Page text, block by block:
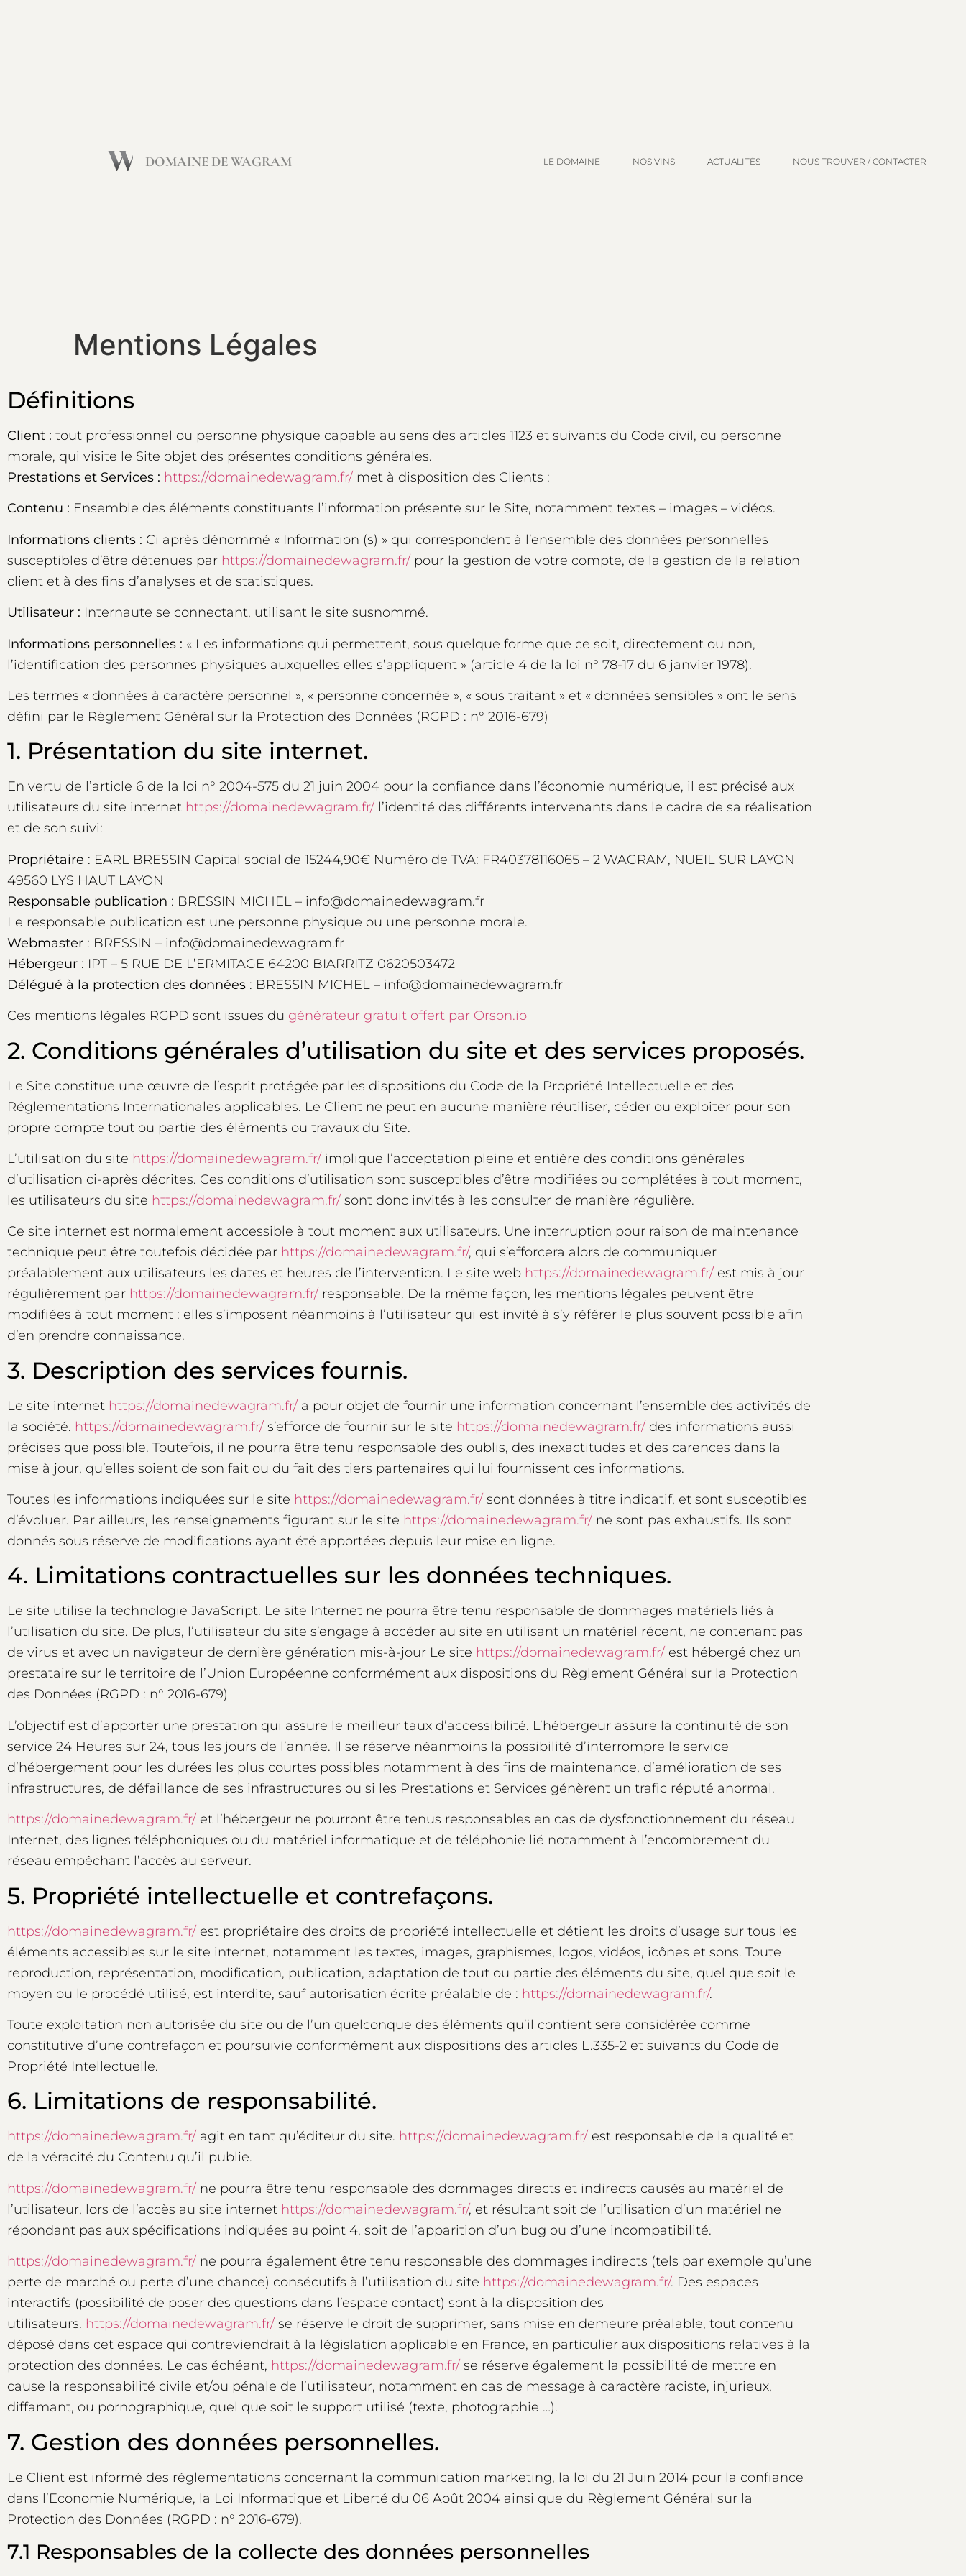
DOMAINE DE WAGRAM LE DOMAINE NOS VINS ACTUALITÉS NOUS TROUVER / CONTACTER
Mentions Légales
Définitions
Client : tout professionnel ou personne physique capable au sens des articles 1123 et suivants du Code civil, ou personne
morale, qui visite le Site objet des présentes conditions générales.
Prestations et Services : https://domainedewagram.fr/ met à disposition des Clients :
Contenu : Ensemble des éléments constituants l’information présente sur le Site, notamment textes – images – vidéos.
Informations clients : Ci après dénommé « Information (s) » qui correspondent à l’ensemble des données personnelles
susceptibles d’être détenues par https://domainedewagram.fr/ pour la gestion de votre compte, de la gestion de la relation
client et à des fins d’analyses et de statistiques.
Utilisateur : Internaute se connectant, utilisant le site susnommé.
Informations personnelles : « Les informations qui permettent, sous quelque forme que ce soit, directement ou non,
l’identification des personnes physiques auxquelles elles s’appliquent » (article 4 de la loi n° 78-17 du 6 janvier 1978).
Les termes « données à caractère personnel », « personne concernée », « sous traitant » et « données sensibles » ont le sens
défini par le Règlement Général sur la Protection des Données (RGPD : n° 2016-679)
1. Présentation du site internet.
En vertu de l’article 6 de la loi n° 2004-575 du 21 juin 2004 pour la confiance dans l’économie numérique, il est précisé aux
utilisateurs du site internet https://domainedewagram.fr/ l’identité des différents intervenants dans le cadre de sa réalisation
et de son suivi:
Propriétaire : EARL BRESSIN Capital social de 15244,90€ Numéro de TVA: FR40378116065 – 2 WAGRAM, NUEIL SUR LAYON
49560 LYS HAUT LAYON
Responsable publication : BRESSIN MICHEL – info@domainedewagram.fr
Le responsable publication est une personne physique ou une personne morale.
Webmaster : BRESSIN – info@domainedewagram.fr
Hébergeur : IPT – 5 RUE DE L’ERMITAGE 64200 BIARRITZ 0620503472
Délégué à la protection des données : BRESSIN MICHEL – info@domainedewagram.fr
Ces mentions légales RGPD sont issues du générateur gratuit offert par Orson.io
2. Conditions générales d’utilisation du site et des services proposés.
Le Site constitue une œuvre de l’esprit protégée par les dispositions du Code de la Propriété Intellectuelle et des
Réglementations Internationales applicables. Le Client ne peut en aucune manière réutiliser, céder ou exploiter pour son
propre compte tout ou partie des éléments ou travaux du Site.
L’utilisation du site https://domainedewagram.fr/ implique l’acceptation pleine et entière des conditions générales
d’utilisation ci-après décrites. Ces conditions d’utilisation sont susceptibles d’être modifiées ou complétées à tout moment,
les utilisateurs du site https://domainedewagram.fr/ sont donc invités à les consulter de manière régulière.
Ce site internet est normalement accessible à tout moment aux utilisateurs. Une interruption pour raison de maintenance
technique peut être toutefois décidée par https://domainedewagram.fr/, qui s’efforcera alors de communiquer
préalablement aux utilisateurs les dates et heures de l’intervention. Le site web https://domainedewagram.fr/ est mis à jour
régulièrement par https://domainedewagram.fr/ responsable. De la même façon, les mentions légales peuvent être
modifiées à tout moment : elles s’imposent néanmoins à l’utilisateur qui est invité à s’y référer le plus souvent possible afin
d’en prendre connaissance.
3. Description des services fournis.
Le site internet https://domainedewagram.fr/a pour objet de fournir une information concernant l’ensemble des activités de
la société. https://domainedewagram.fr/s’efforce de fournir sur le site https://domainedewagram.fr/des informations aussi
précises que possible. Toutefois, il ne pourra être tenu responsable des oublis, des inexactitudes et des carences dans la
mise à jour, qu’elles soient de son fait ou du fait des tiers partenaires qui lui fournissent ces informations.
Toutes les informations indiquées sur le site https://domainedewagram.fr/ sont données à titre indicatif, et sont susceptibles
d’évoluer. Par ailleurs, les renseignements figurant sur le site https://domainedewagram.fr/ ne sont pas exhaustifs. Ils sont
donnés sous réserve de modifications ayant été apportées depuis leur mise en ligne.
4. Limitations contractuelles sur les données techniques.
Le site utilise la technologie JavaScript. Le site Internet ne pourra être tenu responsable de dommages matériels liés à
l’utilisation du site. De plus, l’utilisateur du site s’engage à accéder au site en utilisant un matériel récent, ne contenant pas
de virus et avec un navigateur de dernière génération mis-à-jour Le site https://domainedewagram.fr/ est hébergé chez un
prestataire sur le territoire de l’Union Européenne conformément aux dispositions du Règlement Général sur la Protection
des Données (RGPD : n° 2016-679)
L’objectif est d’apporter une prestation qui assure le meilleur taux d’accessibilité. L’hébergeur assure la continuité de son
service 24 Heures sur 24, tous les jours de l’année. Il se réserve néanmoins la possibilité d’interrompre le service
d’hébergement pour les durées les plus courtes possibles notamment à des fins de maintenance, d’amélioration de ses
infrastructures, de défaillance de ses infrastructures ou si les Prestations et Services génèrent un trafic réputé anormal.
https://domainedewagram.fr/ et l’hébergeur ne pourront être tenus responsables en cas de dysfonctionnement du réseau
Internet, des lignes téléphoniques ou du matériel informatique et de téléphonie lié notamment à l’encombrement du
réseau empêchant l’accès au serveur.
5. Propriété intellectuelle et contrefaçons.
https://domainedewagram.fr/est propriétaire des droits de propriété intellectuelle et détient les droits d’usage sur tous les
éléments accessibles sur le site internet, notamment les textes, images, graphismes, logos, vidéos, icônes et sons. Toute
reproduction, représentation, modification, publication, adaptation de tout ou partie des éléments du site, quel que soit le
moyen ou le procédé utilisé, est interdite, sauf autorisation écrite préalable de : https://domainedewagram.fr/.
Toute exploitation non autorisée du site ou de l’un quelconque des éléments qu’il contient sera considérée comme
constitutive d’une contrefaçon et poursuivie conformément aux dispositions des articles L.335-2 et suivants du Code de
Propriété Intellectuelle.
6. Limitations de responsabilité.
https://domainedewagram.fr/ agit en tant qu’éditeur du site. https://domainedewagram.fr/ est responsable de la qualité et
de la véracité du Contenu qu’il publie.
https://domainedewagram.fr/ ne pourra être tenu responsable des dommages directs et indirects causés au matériel de
l’utilisateur, lors de l’accès au site internet https://domainedewagram.fr/, et résultant soit de l’utilisation d’un matériel ne
répondant pas aux spécifications indiquées au point 4, soit de l’apparition d’un bug ou d’une incompatibilité.
https://domainedewagram.fr/ ne pourra également être tenu responsable des dommages indirects (tels par exemple qu’une
perte de marché ou perte d’une chance) consécutifs à l’utilisation du site https://domainedewagram.fr/. Des espaces
interactifs (possibilité de poser des questions dans l’espace contact) sont à la disposition des
utilisateurs. https://domainedewagram.fr/ se réserve le droit de supprimer, sans mise en demeure préalable, tout contenu
déposé dans cet espace qui contreviendrait à la législation applicable en France, en particulier aux dispositions relatives à la
protection des données. Le cas échéant, https://domainedewagram.fr/ se réserve également la possibilité de mettre en
cause la responsabilité civile et/ou pénale de l’utilisateur, notamment en cas de message à caractère raciste, injurieux,
diffamant, ou pornographique, quel que soit le support utilisé (texte, photographie …).
7. Gestion des données personnelles.
Le Client est informé des réglementations concernant la communication marketing, la loi du 21 Juin 2014 pour la confiance
dans l’Economie Numérique, la Loi Informatique et Liberté du 06 Août 2004 ainsi que du Règlement Général sur la
Protection des Données (RGPD : n° 2016-679).
7.1 Responsables de la collecte des données personnelles